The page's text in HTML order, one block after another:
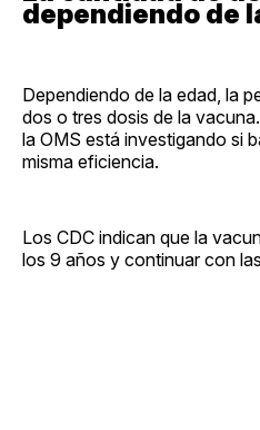
dependiendo de
Dependiendo de la edad, la
dos o tres dosis de la
la OMS está investigando si
misma eficiencia.
Los CDC indican que la
los 9 años y continuar con